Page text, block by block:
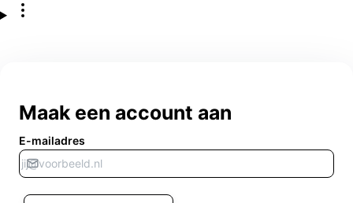
Maak een account aan
E-mailadres